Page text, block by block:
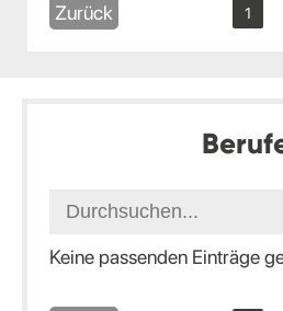
Zurück 1
Keine passenden Einträge